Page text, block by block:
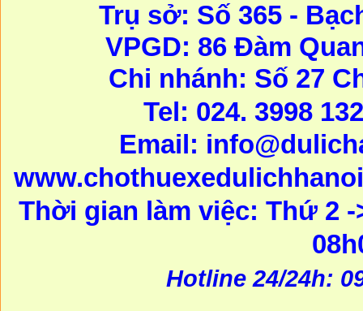
Trụ sở: Số 365 -
VPGD: 86 Đàm
Chi nhánh: Số 27
Tel: 024. 3998
Email:
Thời gian làm việc: Thứ 2
Hotline 24/24h: